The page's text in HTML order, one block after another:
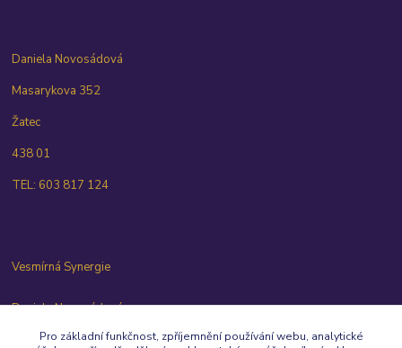
Daniela Novosádová
Masarykova 352
Žatec
438 01
TEL: 603 817 124
Vesmírná Synergie
Daniela Novosádová
603 817 124
Pro základní funkčnost, zpříjemnění používání webu, analytické